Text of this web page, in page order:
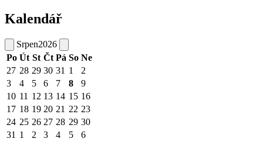
Kalendář
Srpen2026
Po Út St Čt Pá So Ne
27 28 29 30 31 1
2
3
4 5 6 7 8
9
10 11 12 13 14 15 16
17 18 19 20 21 22 23
24 25 26 27 28 29 30
31 1 2 3 4 5 6